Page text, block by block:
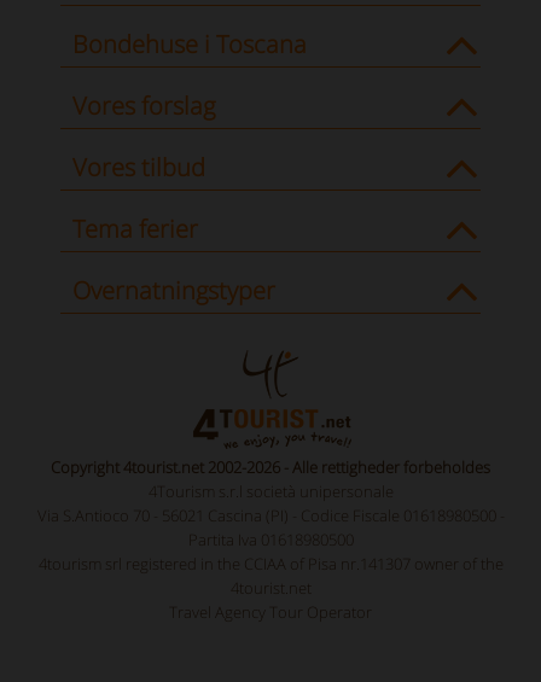
Bondehuse i Toscana
Vores forslag
Vores tilbud
Tema ferier
Overnatningstyper
Copyright 4tourist.net 2002-2026 - Alle rettigheder forbeholdes
4Tourism s.r.l società unipersonale
Via S.Antioco 70 - 56021 Cascina (PI) - Codice Fiscale 01618980500 -
Partita Iva 01618980500
4tourism srl registered in the CCIAA of Pisa nr.141307 owner of the
4tourist.net
Travel Agency Tour Operator